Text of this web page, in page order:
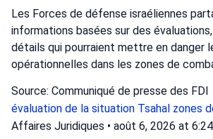
Les Forces de défense israéliennes
informations basées sur des
détails qui pourraient mettre en danger
opérationnelles dans les zones de
Source: Communiqué de presse des FDI
évaluation de la situation Tsahal zones
Affaires Juridiques • août 6, 2026 at